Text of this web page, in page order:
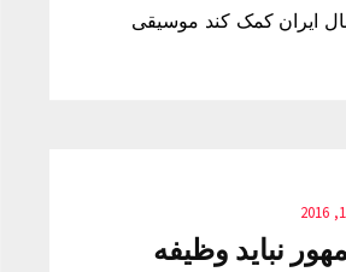
ایران کمک کند موسیقی
نباید وظیفه